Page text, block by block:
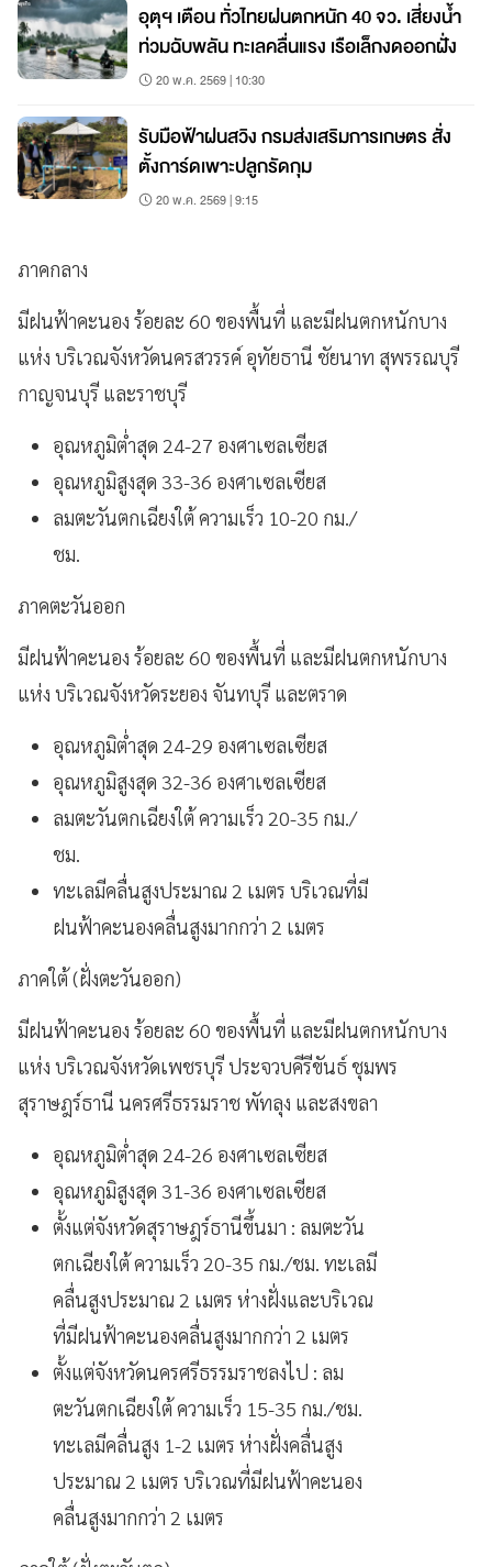
อุตุฯ เตือน ทั่วไทยฝนตกหนัก 40 จว. เสี่ยงน้ำ
ท่วมฉับพลัน ทะเลคลื่นแรง เรือเล็กงดออกฝั่ง
20 พ.ค. 2569 | 10:30
รับมือฟ้าฝนสวิง กรมส่งเสริมการเกษตร สั่ง
ตั้งการ์ดเพาะปลูกรัดกุม
20 พ.ค. 2569 | 9:15
ภาคกลาง
มีฝนฟ้าคะนอง ร้อยละ 60 ของพื้นที่ และมีฝนตกหนักบาง
แห่ง บริเวณจังหวัดนครสวรรค์ อุทัยธานี ชัยนาท สุพรรณบุรี
กาญจนบุรี และราชบุรี
อุณหภูมิต่ำสุด 24-27 องศาเซลเซียส
อุณหภูมิสูงสุด 33-36 องศาเซลเซียส
ลมตะวันตกเฉียงใต้ ความเร็ว 10-20 กม./
ชม.
ภาคตะวันออก
มีฝนฟ้าคะนอง ร้อยละ 60 ของพื้นที่ และมีฝนตกหนักบาง
แห่ง บริเวณจังหวัดระยอง จันทบุรี และตราด
อุณหภูมิต่ำสุด 24-29 องศาเซลเซียส
อุณหภูมิสูงสุด 32-36 องศาเซลเซียส
ลมตะวันตกเฉียงใต้ ความเร็ว 20-35 กม./
ชม.
ทะเลมีคลื่นสูงประมาณ 2 เมตร บริเวณที่มี
ฝนฟ้าคะนองคลื่นสูงมากกว่า 2 เมตร
ภาคใต้ (ฝั่งตะวันออก)
มีฝนฟ้าคะนอง ร้อยละ 60 ของพื้นที่ และมีฝนตกหนักบาง
แห่ง บริเวณจังหวัดเพชรบุรี ประจวบคีรีขันธ์ ชุมพร
สุราษฎร์ธานี นครศรีธรรมราช พัทลุง และสงขลา
อุณหภูมิต่ำสุด 24-26 องศาเซลเซียส
อุณหภูมิสูงสุด 31-36 องศาเซลเซียส
ตั้งแต่จังหวัดสุราษฎร์ธานีขึ้นมา : ลมตะวัน
ตกเฉียงใต้ ความเร็ว 20-35 กม./ชม. ทะเลมี
คลื่นสูงประมาณ 2 เมตร ห่างฝั่งและบริเวณ
ที่มีฝนฟ้าคะนองคลื่นสูงมากกว่า 2 เมตร
ตั้งแต่จังหวัดนครศรีธรรมราชลงไป : ลม
ตะวันตกเฉียงใต้ ความเร็ว 15-35 กม./ชม.
ทะเลมีคลื่นสูง 1-2 เมตร ห่างฝั่งคลื่นสูง
ประมาณ 2 เมตร บริเวณที่มีฝนฟ้าคะนอง
คลื่นสูงมากกว่า 2 เมตร